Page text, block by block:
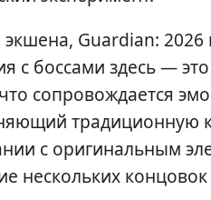
Guardian: 2026
с боссами здесь —
сопровождается
традиционную
с оригинальным
нескольких